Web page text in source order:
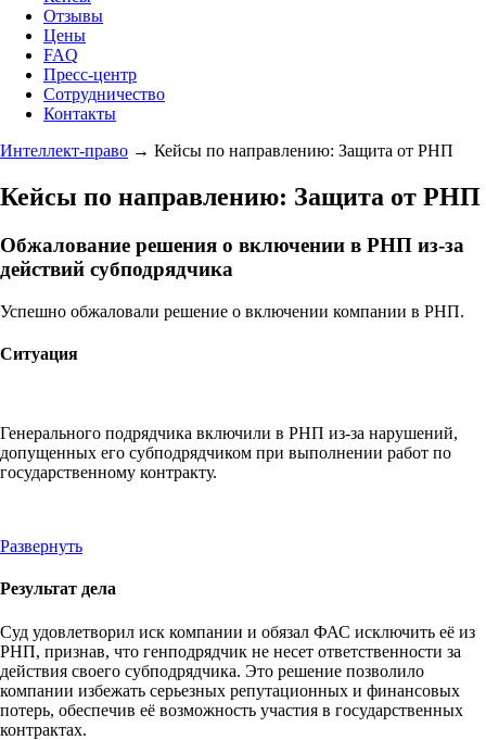
Отзывы
Цены
FAQ
Пресс-центр
Сотрудничество
Контакты
Интеллект-право → Кейсы по направлению: Защита от РНП
Кейсы по направлению: Защита от РНП
Обжалование решения о включении в РНП из-за
действий субподрядчика
Успешно обжаловали решение о включении компании в РНП.
Ситуация
Генерального подрядчика включили в РНП из-за нарушений,
допущенных его субподрядчиком при выполнении работ по
государственному контракту.
Развернуть
Результат дела
Суд удовлетворил иск компании и обязал ФАС исключить её из
РНП, признав, что генподрядчик не несет ответственности за
действия своего субподрядчика. Это решение позволило
компании избежать серьезных репутационных и финансовых
потерь, обеспечив её возможность участия в государственных
контрактах.